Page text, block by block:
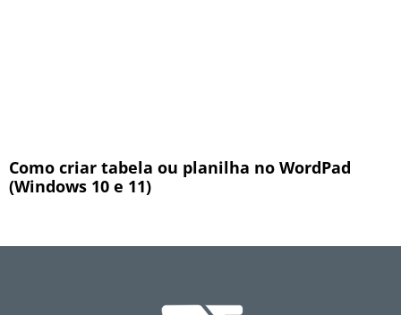
Como criar tabela ou planilha no WordPad
(Windows 10 e 11)